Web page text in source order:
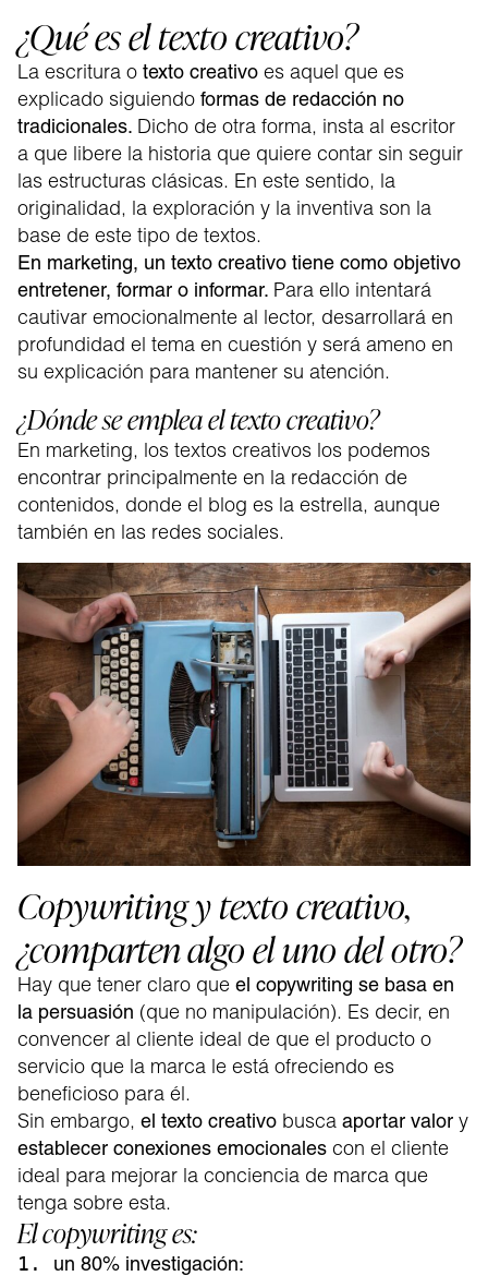
¿Qué es el texto creativo?
La escritura o texto creativo es aquel que es
explicado siguiendo formas de redacción no
tradicionales. Dicho de otra forma, insta al escritor
a que libere la historia que quiere contar sin seguir
las estructuras clásicas. En este sentido, la
originalidad, la exploración y la inventiva son la
base de este tipo de textos.
En marketing, un texto creativo tiene como objetivo
entretener, formar o informar. Para ello intentará
cautivar emocionalmente al lector, desarrollará en
profundidad el tema en cuestión y será ameno en
su explicación para mantener su atención.
¿Dónde se emplea el texto creativo?
En marketing, los textos creativos los podemos
encontrar principalmente en la redacción de
contenidos, donde el blog es la estrella, aunque
también en las redes sociales.
Copywriting y texto creativo,
¿comparten algo el uno del otro?
Hay que tener claro que el copywriting se basa en
la persuasión (que no manipulación). Es decir, en
convencer al cliente ideal de que el producto o
servicio que la marca le está ofreciendo es
beneficioso para él.
Sin embargo, el texto creativo busca aportar valor y
establecer conexiones emocionales con el cliente
ideal para mejorar la conciencia de marca que
tenga sobre esta.
El copywriting es:
1. un 80% investigación: